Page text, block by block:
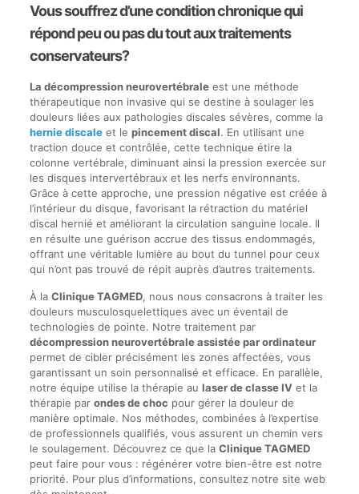
Vous souffrez d’une condition chronique qui
répond peu ou pas du tout aux traitements
conservateurs?
La décompression neurovertébraleest une méthode
thérapeutique non invasive qui se destine à soulager les
douleurs liées aux pathologies discales sévères, comme la
hernie discaleet le pincement discal. En utilisant une
traction douce et contrôlée, cette technique étire la
colonne vertébrale, diminuant ainsi la pression exercée sur
les disques intervertébraux et les nerfs environnants.
Grâce à cette approche, une pression négative est créée à
l’intérieur du disque, favorisant la rétraction du matériel
discal hernié et améliorant la circulation sanguine locale. Il
en résulte une guérison accrue des tissus endommagés,
offrant une véritable lumière au bout du tunnel pour ceux
qui n’ont pas trouvé de répit auprès d’autres traitements.
À la Clinique TAGMED, nous nous consacrons à traiter les
douleurs musculosquelettiques avec un éventail de
technologies de pointe. Notre traitement par
décompression neurovertébrale assistée par ordinateur
permet de cibler précisément les zones affectées, vous
garantissant un soin personnalisé et efficace. En parallèle,
notre équipe utilise la thérapie au laser de classe IVet la
thérapie par ondes de choc pour gérer la douleur de
manière optimale. Nos méthodes, combinées à l’expertise
de professionnels qualifiés, vous assurent un chemin vers
le soulagement. Découvrez ce que la Clinique TAGMED
peut faire pour vous : régénérer votre bien-être est notre
priorité. Pour plus d’informations, consultez notre site web